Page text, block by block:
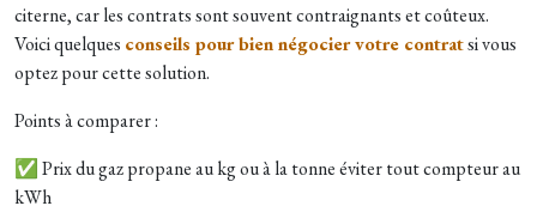
citerne, car les contrats sont souvent contraignants et coûteux.
Voici quelques conseils pour bien négocier votre contratsi vous
optez pour cette solution.
Points à comparer :
✅ Prix du gaz propane au kg ou à la tonne éviter tout compteur au
kWh